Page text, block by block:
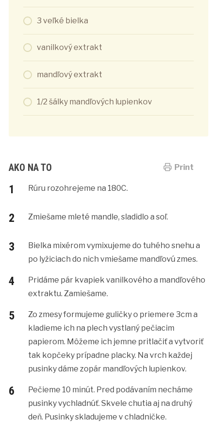
3 veľké bielka
vanilkový extrakt
mandľový extrakt
1/2 šálky mandľových lupienkov
Print
AKO NA TO
Rúru rozohrejeme na 180C.
Zmiešame mleté mandle, sladidlo a soľ.
Bielka mixérom vymixujeme do tuhého snehu a
po lyžiciach do nich vmiešame mandľovú zmes.
Pridáme pár kvapiek vanilkového a mandľového
extraktu. Zamiešame.
Zo zmesy formujeme guličky o priemere 3cm a
kladieme ich na plech vystlaný pečiacim
papierom. Môžeme ich jemne pritlačiť a vytvoriť
tak kopčeky prípadne placky. Na vrch každej
pusinky dáme zopár mandľových lupienkov.
Pečieme 10 minút. Pred podávaním necháme
pusinky vychladnúť. Skvele chutia aj na druhý
deň. Pusinky skladujeme v chladničke.